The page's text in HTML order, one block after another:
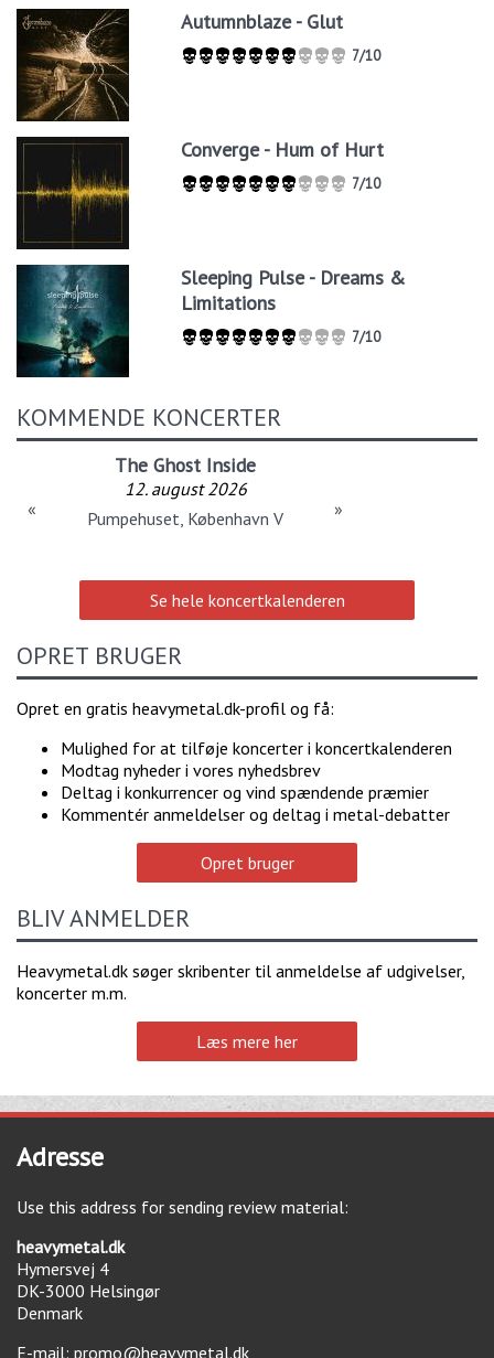
Autumnblaze - Glut
7/10
Converge - Hum of Hurt
7/10
Sleeping Pulse - Dreams &
Limitations
7/10
KOMMENDE KONCERTER
The Ghost Inside
12. august 2026
Pumpehuset, København V
« »
Se hele koncertkalenderen
OPRET BRUGER
Opret en gratis heavymetal.dk-profil og få:
Mulighed for at tilføje koncerter i koncertkalenderen
Modtag nyheder i vores nyhedsbrev
Deltag i konkurrencer og vind spændende præmier
Kommentér anmeldelser og deltag i metal-debatter
Opret bruger
BLIV ANMELDER
Heavymetal.dk søger skribenter til anmeldelse af udgivelser,
koncerter m.m.
Læs mere her
Adresse
Use this address for sending review material:
heavymetal.dk
Hymersvej 4
DK-3000 Helsingør
Denmark
E-mail: promo@heavymetal.dk